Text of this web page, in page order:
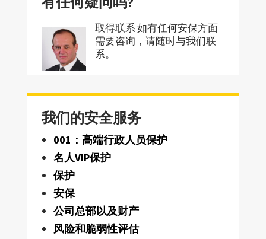
取得联系 如有任何安保方面
需要咨询，请随时与我们联
系。
我们的安全服务
001：高端行政人员保护
名人VIP保护
保护
安保
公司总部以及财产
风险和脆弱性评估